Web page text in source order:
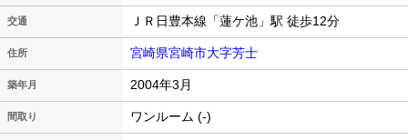
交通 ＪＲ日豊本線「蓮ケ池」駅 徒歩12分
住所 宮崎県宮崎市大字芳士
築年月 2004年3月
間取り ワンルーム (-)